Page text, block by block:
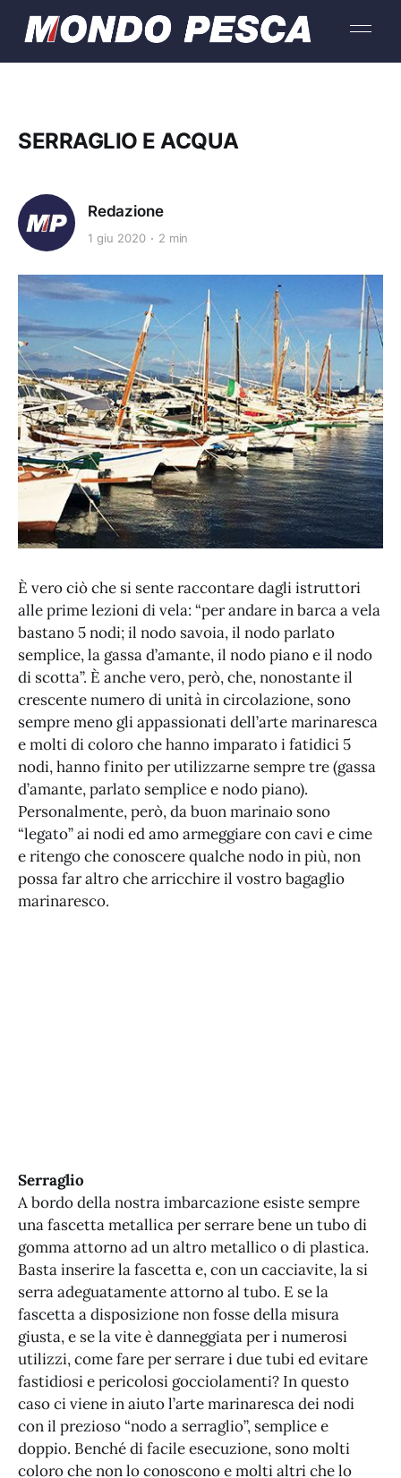
SERRAGLIO E ACQUA
Redazione
1 giu 2020 2 min
È vero ciò che si sente raccontare dagli istruttori
alle prime lezioni di vela: “per andare in barca a vela
bastano 5 nodi; il nodo savoia, il nodo parlato
semplice, la gassa d’amante, il nodo piano e il nodo
di scotta”. È anche vero, però, che, nonostante il
crescente numero di unità in circolazione, sono
sempre meno gli appassionati dell’arte marinaresca
e molti di coloro che hanno imparato i fatidici 5
nodi, hanno finito per utilizzarne sempre tre (gassa
d’amante, parlato semplice e nodo piano).
Personalmente, però, da buon marinaio sono
“legato” ai nodi ed amo armeggiare con cavi e cime
e ritengo che conoscere qualche nodo in più, non
possa far altro che arricchire il vostro bagaglio
marinaresco.
Serraglio
A bordo della nostra imbarcazione esiste sempre
una fascetta metallica per serrare bene un tubo di
gomma attorno ad un altro metallico o di plastica.
Basta inserire la fascetta e, con un cacciavite, la si
serra adeguatamente attorno al tubo. E se la
fascetta a disposizione non fosse della misura
giusta, e se la vite è danneggiata per i numerosi
utilizzi, come fare per serrare i due tubi ed evitare
fastidiosi e pericolosi gocciolamenti? In questo
caso ci viene in aiuto l’arte marinaresca dei nodi
con il prezioso “nodo a serraglio”, semplice e
doppio. Benché di facile esecuzione, sono molti
coloro che non lo conoscono e molti altri che lo